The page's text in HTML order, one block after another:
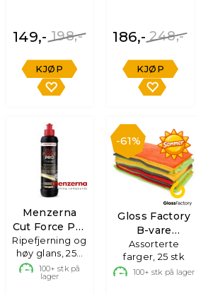
198,-
149,-
KJØP
248,-
186,-
KJØP
Menzerna
Cut Force Pro
Polish
Ripefjerning og
høy glans, 250
ml
100+ stk på
lager
61%
Gloss Factory
B-vare
Mikrofiberkluter
Assorterte
farger, 25 stk
100+ stk på lager